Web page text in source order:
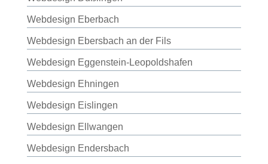
Webdesign Eberbach
Webdesign Ebersbach an der Fils
Webdesign Eggenstein-Leopoldshafen
Webdesign Ehningen
Webdesign Eislingen
Webdesign Ellwangen
Webdesign Endersbach